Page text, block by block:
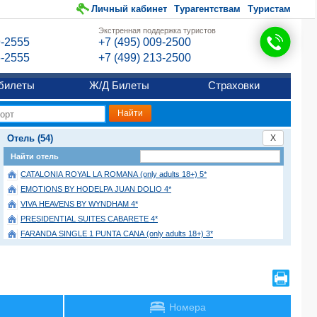
Личный кабинет Турагентствам Туристам
2555
2555
Экстренная поддержка туристов
+7 (495) 009-2500
+7 (499) 213-2500
Ж/Д Билеты Страховки
X
Отель (54)
Найти отель
CATALONIA ROYAL LA ROMANA (only adults 18+) 5*
EMOTIONS BY HODELPA JUAN DOLIO 4*
VIVA HEAVENS BY WYNDHAM 4*
PRESIDENTIAL SUITES CABARETE 4*
FARANDA SINGLE 1 PUNTA CANA (only adults 18+) 3*
Номера